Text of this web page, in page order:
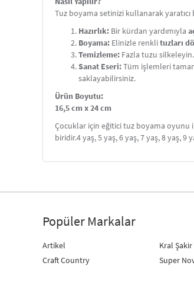
Tuz boyama setinizi kullanarak yaratıcı
Hazırlık: Bir kürdan yardımıyla
Boyama: Elinizle renklituzları
Temizleme: Fazla tuzu silkeleyin.
Sanat Eseri:Tüm işlemleri
saklayabilirsiniz.
Ürün Boyutu:
16,5 cm x 24 cm
Çocuklar için eğitici tuz boyama oyunu
biridir.4 yaş, 5 yaş, 6 yaş, 7 yaş, 8 yaş,
Popüler Markalar
Artikel
Craft Country
Kral Şakir
Super